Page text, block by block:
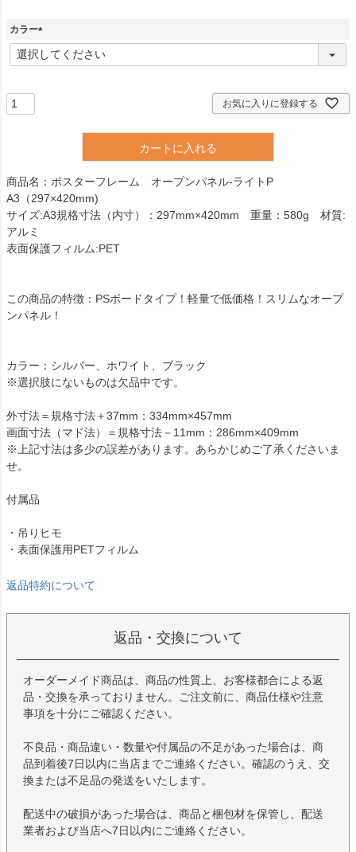
カラー
(
必
お気に入りに登録する
カートに入れる
商品名：ポスターフレーム オープンパネル-ライトP
A3（297×420mm)
サイズ:A3規格寸法（内寸）：297mm×420mm 重量：580g 材質:
アルミ
表面保護フィルム:PET
この商品の特徴：PSボードタイプ！軽量で低価格！スリムなオープ
ンパネル！
カラー：シルバー、ホワイト、ブラック
※選択肢にないものは欠品中です。
外寸法＝規格寸法＋37mm：334mm×457mm
画面寸法（マド法）＝規格寸法－11mm：286mm×409mm
※上記寸法は多少の誤差があります。あらかじめご了承くださいま
せ。
付属品
・吊りヒモ
・表面保護用PETフィルム
返品特約について
返品・交換について
オーダーメイド商品は、商品の性質上、お客様都合による返
品・交換を承っておりません。ご注文前に、商品仕様や注意
事項を十分にご確認ください。
不良品・商品違い・数量や付属品の不足があった場合は、商
品到着後7日以内に当店までご連絡ください。確認のうえ、交
換または不足品の発送をいたします。
配送中の破損があった場合は、商品と梱包材を保管し、配送
業者および当店へ7日以内にご連絡ください。